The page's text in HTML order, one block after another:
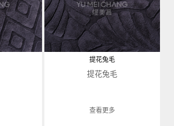
提花兔毛
提花兔毛
查看更多